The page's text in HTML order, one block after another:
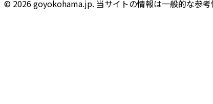
© 2026 goyokohama.jp. 当サイトの情報は一般的な参考